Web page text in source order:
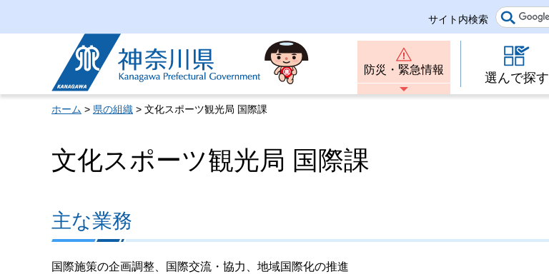
サイト内検索
神奈川県
防災・緊急情報
選んで探す
ホーム > 県の組織 > 文化スポーツ観光局 国際課
文化スポーツ観光局 国際課
主な業務
国際施策の企画調整、国際交流・協力、地域国際化の推進